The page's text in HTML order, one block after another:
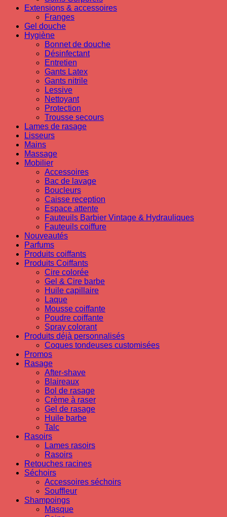
Extensions & accessoires
Franges
Gel douche
Hygiène
Bonnet de douche
Désinfectant
Entretien
Gants Latex
Gants nitrile
Lessive
Nettoyant
Protection
Trousse secours
Lames de rasage
Lisseurs
Mains
Massage
Mobilier
Accessoires
Bac de lavage
Boucleurs
Caisse reception
Espace attente
Fauteuils Barbier Vintage & Hydrauliques
Fauteuils coiffure
Nouveautés
Parfums
Produits coiffants
Produits Coiffants
Cire colorée
Gel & Cire barbe
Huile capillaire
Laque
Mousse coiffante
Poudre coiffante
Spray colorant
Produits déjà personnalisés
Coques tondeuses customisées
Promos
Rasage
After-shave
Blaireaux
Bol de rasage
Crème à raser
Gel de rasage
Huile barbe
Talc
Rasoirs
Lames rasoirs
Rasoirs
Retouches racines
Séchoirs
Accessoires séchoirs
Souffleur
Shampoings
Masque